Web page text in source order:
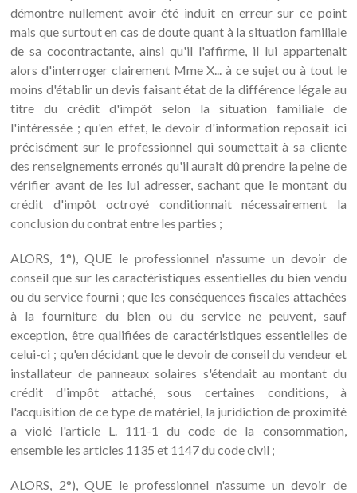
démontre nullement avoir été induit en erreur sur ce point
mais que surtout en cas de doute quant à la situation familiale
de sa cocontractante, ainsi qu'il l'affirme, il lui appartenait
alors d'interroger clairement Mme X... à ce sujet ou à tout le
moins d'établir un devis faisant état de la différence légale au
titre du crédit d'impôt selon la situation familiale de
l'intéressée ; qu'en effet, le devoir d'information reposait ici
précisément sur le professionnel qui soumettait à sa cliente
des renseignements erronés qu'il aurait dû prendre la peine de
vérifier avant de les lui adresser, sachant que le montant du
crédit d'impôt octroyé conditionnait nécessairement la
conclusion du contrat entre les parties ;
ALORS, 1°), QUE le professionnel n'assume un devoir de
conseil que sur les caractéristiques essentielles du bien vendu
ou du service fourni ; que les conséquences fiscales attachées
à la fourniture du bien ou du service ne peuvent, sauf
exception, être qualifiées de caractéristiques essentielles de
celui-ci ; qu'en décidant que le devoir de conseil du vendeur et
installateur de panneaux solaires s'étendait au montant du
crédit d'impôt attaché, sous certaines conditions, à
l'acquisition de ce type de matériel, la juridiction de proximité
a violé l'article L. 111-1 du code de la consommation,
ensemble les articles 1135 et 1147 du code civil ;
ALORS, 2°), QUE le professionnel n'assume un devoir de